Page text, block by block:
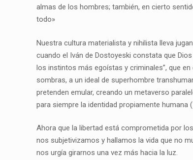
almas de los hombres; también, en cierto
todo»
Nuestra cultura materialista y nihilista lleva
cuando el Iván de Dostoyeski constata que
los instintos más egoístas y criminales”, que
sombras, a un ideal de superhombre
pretenden emular, creando un metaverso
para siempre la identidad propiamente humana
Ahora que la libertad está comprometida por
nos subjetivizamos y hallamos la vida que no
nos urgía girarnos una vez más hacia la luz.